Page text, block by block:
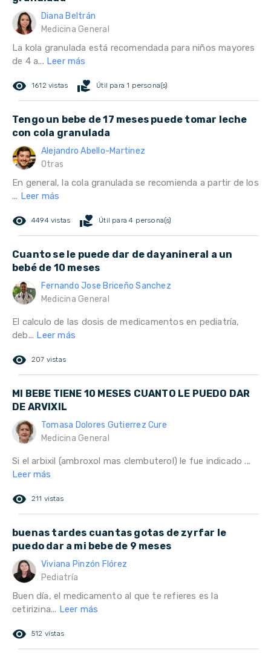
Diana Beltrán
Medicina General
La kola granulada está recomendada para niños mayores
de 4 a... Leer más
remove_red_eye 1612 vistas volunteer_activism Útil para 1 persona(s)
Tengo un bebe de 17 meses puede tomar leche
con cola granulada
Alejandro Abello-Martinez
Otras
En general, la cola granulada se recomienda a partir de los
... Leer más
remove_red_eye 4494 vistas volunteer_activism Útil para 4 persona(s)
Cuanto se le puede dar de dayanineral a un
bebé de 10 meses
Fernando Jose Briceño Sanchez
Medicina General
El calculo de las dosis de medicamentos en pediatría,
deb... Leer más
remove_red_eye 207 vistas
MI BEBE TIENE 10 MESES CUANTO LE PUEDO DAR
DE ARVIXIL
Tomasa Dolores Gutierrez Cure
Medicina General
Si el arbixil (ambroxol mas clembuterol) le fue indicado ...
Leer más
remove_red_eye 211 vistas
buenas tardes cuantas gotas de zyrfar le
puedo dar a mi bebe de 9 meses
Viviana Pinzón Flórez
Pediatría
Buen día, el medicamento al que te refieres es la
cetirizina... Leer más
remove_red_eye 512 vistas